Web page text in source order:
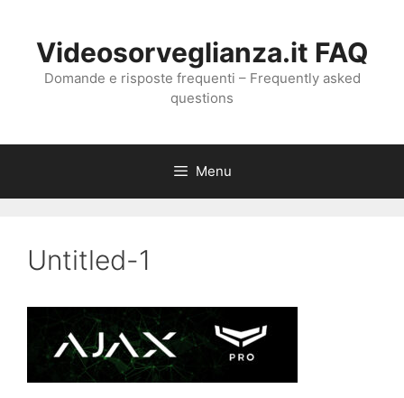
contenutoVideosorveglianza.it FAQ
Domande e risposte frequenti – Frequently asked
questions
Menu
Untitled-1